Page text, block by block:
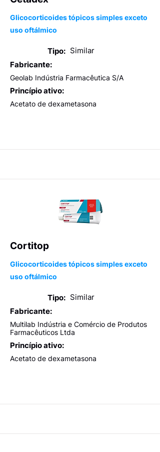
Glicocorticoides tópicos simples exceto
uso oftálmico
Tipo: Similar
Fabricante:
Geolab Indústria Farmacêutica S/A
Princípio ativo:
Acetato de dexametasona
Cortitop
Glicocorticoides tópicos simples exceto
uso oftálmico
Tipo: Similar
Fabricante:
Multilab Indústria e Comércio de Produtos
Farmacêuticos Ltda
Princípio ativo:
Acetato de dexametasona